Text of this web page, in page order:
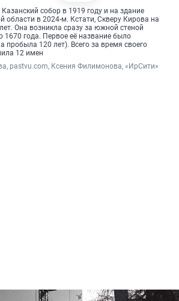
собор в 1919 году и на здание
области в 2024-м. Кстати, Скверу Кирова на
Она возникла сразу за южной стеной
1670 года. Первое её название было
пробыла 120 лет). Всего за время своего
12 имен
pastvu.com, Ксения Филимонова, «ИрСити»